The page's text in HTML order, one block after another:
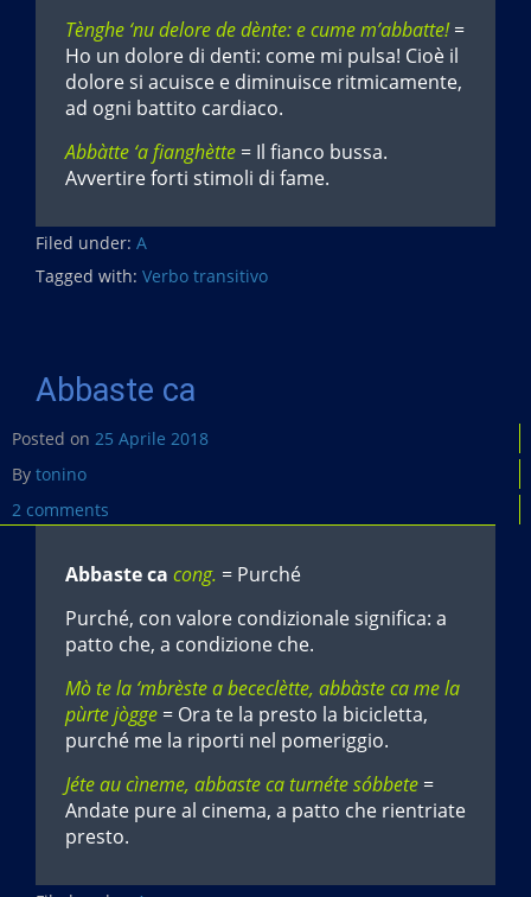
Tènghe ‘nu delore de dènte: e cume m’abbatte!=
Ho un dolore di denti: come mi pulsa! Cioè il
dolore si acuisce e diminuisce ritmicamente,
ad ogni battito cardiaco.
Abbàtte ‘a fianghètte = Il fianco bussa.
Avvertire forti stimoli di fame.
Filed under: A
Tagged with: Verbo transitivo
Abbaste ca
Posted on 25 Aprile 2018
By tonino
2 comments
Abbaste ca cong. = Purché
Purché, con valore condizionale significa: a
patto che, a condizione che.
Mò te la ‘mbrèste a bececlètte, abbàste ca me la
pùrte jògge = Ora te la presto la bicicletta,
purché me la riporti nel pomeriggio.
Jéte au cìneme, abbaste ca turnéte sóbbete =
Andate pure al cinema, a patto che rientriate
presto.